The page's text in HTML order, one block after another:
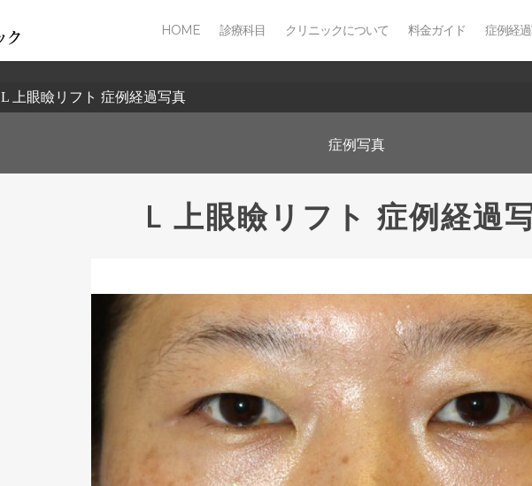
HOME 診療科目 クリニックについて 料金ガイド 症例経
L 上眼瞼リフト 症例経過写真
症例写真
L 上眼瞼リフト 症例経過